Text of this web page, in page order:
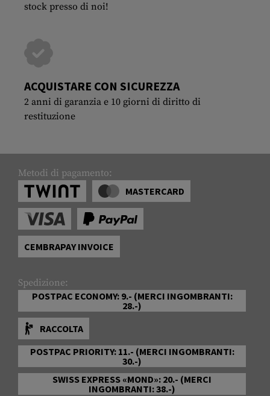
stock presso di noi!
ACQUISTARE CON SICUREZZA
2 anni di garanzia e 10 giorni di diritto di
restituzione
Metodi di pagamento:
MASTERCARD
CEMBRAPAY INVOICE
Spedizione:
POSTPAC ECONOMY: 9.- (MERCI INGOMBRANTI:
28.-)
RACCOLTA
POSTPAC PRIORITY: 11.- (MERCI INGOMBRANTI:
30.-)
SWISS EXPRESS «MOND»: 20.- (MERCI
INGOMBRANTI: 38.-)